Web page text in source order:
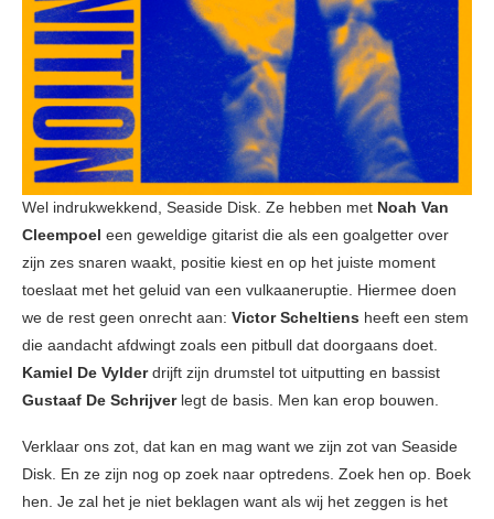
Wel indrukwekkend, Seaside Disk. Ze hebben met Noah Van
Cleempoel een geweldige gitarist die als een goalgetter over
zijn zes snaren waakt, positie kiest en op het juiste moment
toeslaat met het geluid van een vulkaaneruptie. Hiermee doen
we de rest geen onrecht aan: Victor Scheltiens heeft een stem
die aandacht afdwingt zoals een pitbull dat doorgaans doet.
Kamiel De Vylderdrijft zijn drumstel tot uitputting en bassist
Gustaaf De Schrijverlegt de basis. Men kan erop bouwen.
Verklaar ons zot, dat kan en mag want we zijn zot van Seaside
Disk. En ze zijn nog op zoek naar optredens. Zoek hen op. Boek
hen. Je zal het je niet beklagen want als wij het zeggen is het